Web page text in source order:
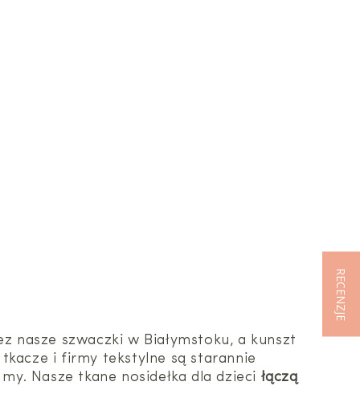
nasze szwaczki w Białymstoku, a kunszt
i firmy tekstylne są starannie
Nasze tkane nosidełka dla dzieci łączą
RECENZJE